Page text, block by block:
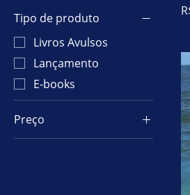
Tipo de produto
Livros Avulsos
Lançamento
E-books
Preço